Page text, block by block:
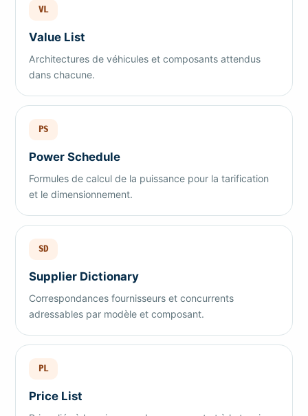
VL
Value List
Architectures de véhicules et composants attendus
dans chacune.
PS
Power Schedule
Formules de calcul de la puissance pour la tarification
et le dimensionnement.
SD
Supplier Dictionary
Correspondances fournisseurs et concurrents
adressables par modèle et composant.
PL
Price List